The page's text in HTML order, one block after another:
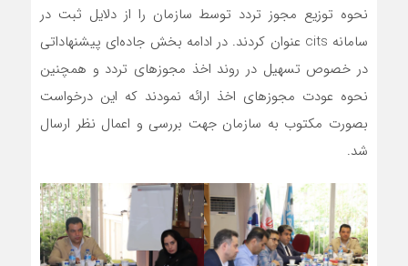
نحوه توزیع مجوز تردد توسط سازمان را از دلایل ثبت در
سامانه cits عنوان کردند. در ادامه بخش جاده‌ای پیشنهاداتی
در خصوص تسهیل در روند اخذ مجوزهای تردد و همچنین
نحوه عودت مجوزهای اخذ ارائه نمودند که این درخواست
بصورت مکتوب به سازمان جهت بررسی و اعمال نظر ارسال
شد.